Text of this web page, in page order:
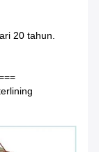
20 tahun.